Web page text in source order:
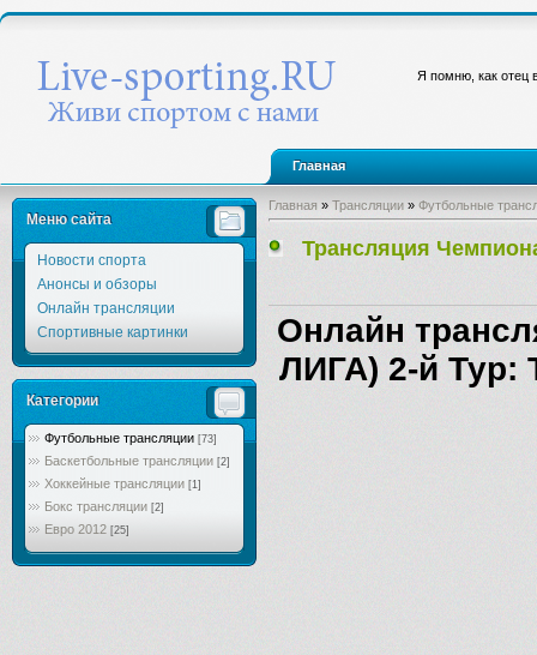
Я помню, как отец
Главная
Меню сайта
Новости спорта
Анонсы и обзоры
Онлайн трансляции
Спортивные картинки
Категории
Футбольные трансляции [73]
Баскетбольные трансляции [2]
Хоккейные трансляции [1]
Бокс трансляции [2]
Евро 2012 [25]
Главная » Трансляции » Футбольные
Трансляция
Онлайн
ЛИГА) 2-й Тур: